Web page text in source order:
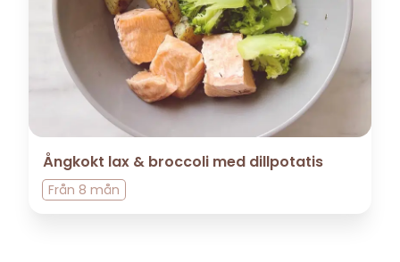
Ångkokt lax & broccoli med dillpotatis
Från 8 mån